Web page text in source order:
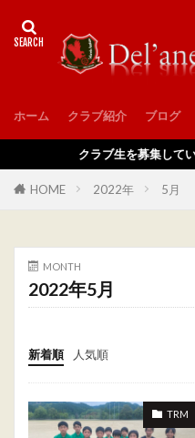
ホーム クラブ紹介 ブログ
クラブ生を募集してい
HOME 2022年 5月
MONTH
2022年5月
新着順 人気順
TRM